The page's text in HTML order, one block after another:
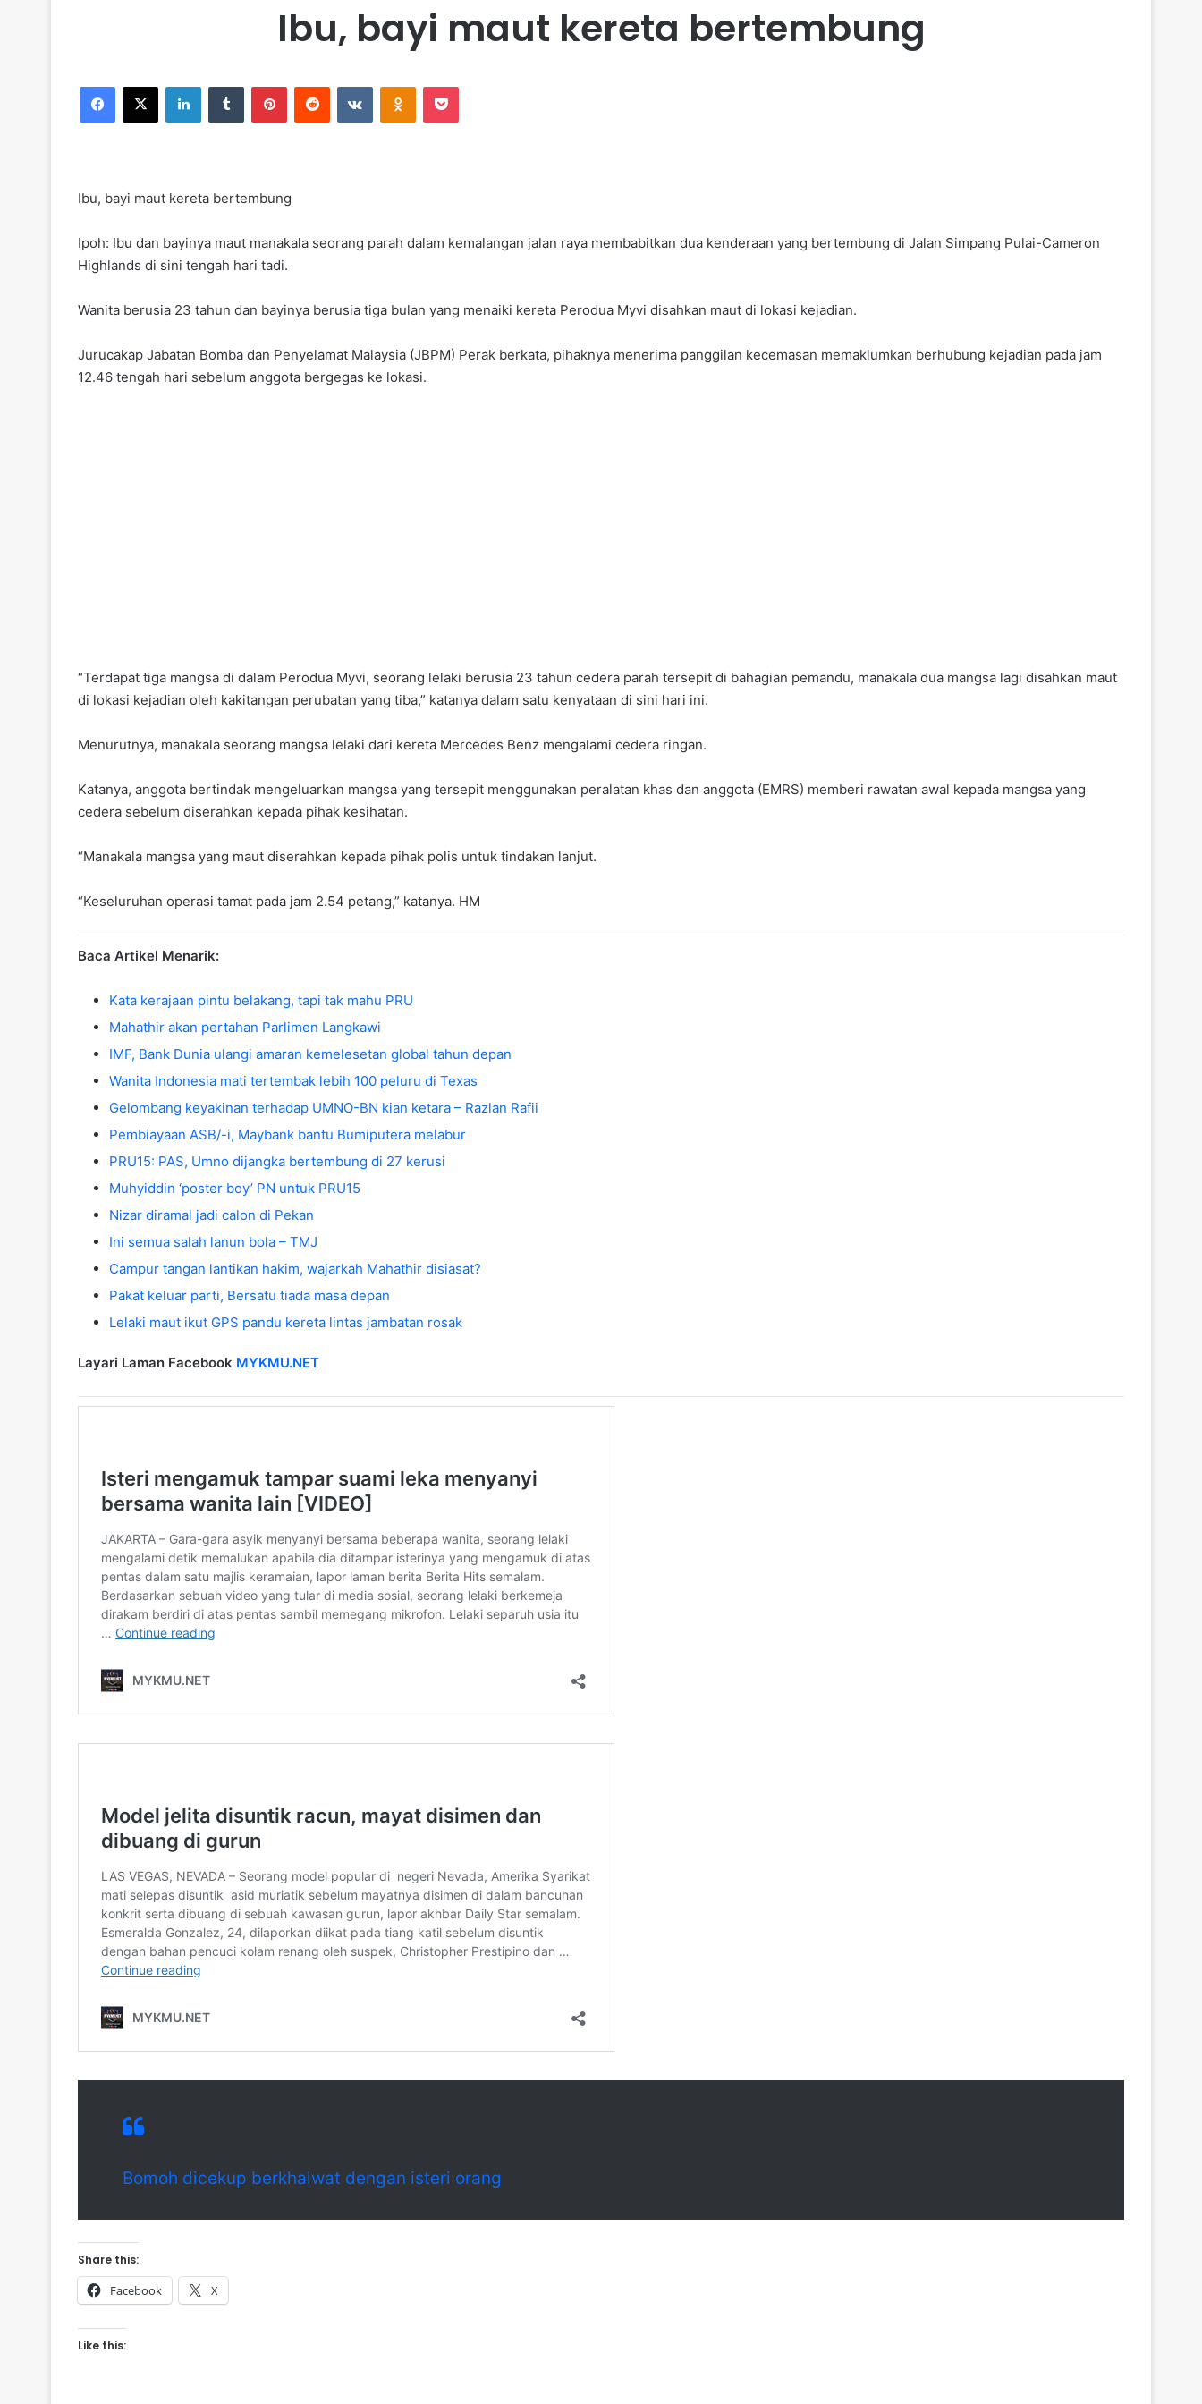
Ibu, bayi maut kereta bertembung
Ibu, bayi maut kereta bertembung
Ipoh: Ibu dan bayinya maut manakala seorang parah dalam kemalangan jalan raya membabitkan dua kenderaan yang bertembung di Jalan Simpang Pulai-Cameron
Highlands di sini tengah hari tadi.
Wanita berusia 23 tahun dan bayinya berusia tiga bulan yang menaiki kereta Perodua Myvi disahkan maut di lokasi kejadian.
Jurucakap Jabatan Bomba dan Penyelamat Malaysia (JBPM) Perak berkata, pihaknya menerima panggilan kecemasan memaklumkan berhubung kejadian pada jam
12.46 tengah hari sebelum anggota bergegas ke lokasi.
“Terdapat tiga mangsa di dalam Perodua Myvi, seorang lelaki berusia 23 tahun cedera parah tersepit di bahagian pemandu, manakala dua mangsa lagi disahkan maut
di lokasi kejadian oleh kakitangan perubatan yang tiba,” katanya dalam satu kenyataan di sini hari ini.
Menurutnya, manakala seorang mangsa lelaki dari kereta Mercedes Benz mengalami cedera ringan.
Katanya, anggota bertindak mengeluarkan mangsa yang tersepit menggunakan peralatan khas dan anggota (EMRS) memberi rawatan awal kepada mangsa yang
cedera sebelum diserahkan kepada pihak kesihatan.
“Manakala mangsa yang maut diserahkan kepada pihak polis untuk tindakan lanjut.
“Keseluruhan operasi tamat pada jam 2.54 petang,” katanya. HM
Baca Artikel Menarik:
Kata kerajaan pintu belakang, tapi tak mahu PRU
Mahathir akan pertahan Parlimen Langkawi
IMF, Bank Dunia ulangi amaran kemelesetan global tahun depan
Wanita Indonesia mati tertembak lebih 100 peluru di Texas
Gelombang keyakinan terhadap UMNO-BN kian ketara – Razlan Rafii
Pembiayaan ASB/-i, Maybank bantu Bumiputera melabur
PRU15: PAS, Umno dijangka bertembung di 27 kerusi
Muhyiddin ‘poster boy’ PN untuk PRU15
Nizar diramal jadi calon di Pekan
Ini semua salah lanun bola – TMJ
Campur tangan lantikan hakim, wajarkah Mahathir disiasat?
Pakat keluar parti, Bersatu tiada masa depan
Lelaki maut ikut GPS pandu kereta lintas jambatan rosak
Layari Laman Facebook MYKMU.NET
Bomoh dicekup berkhalwat dengan isteri orang
Share this:
Facebook X
Like this: